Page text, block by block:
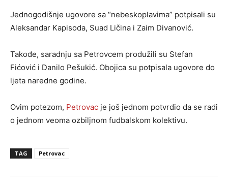
Jednogodišnje ugovore sa “nebeskoplavima” potpisali su
Aleksandar Kapisoda, Suad Ličina i Zaim Divanović.
Takođe, saradnju sa Petrovcem produžili su Stefan
Fićović i Danilo Pešukić. Obojica su potpisala ugovore do
ljeta naredne godine.
Ovim potezom, Petrovac je još jednom potvrdio da se radi
o jednom veoma ozbiljnom fudbalskom kolektivu.
TAG Petrovac